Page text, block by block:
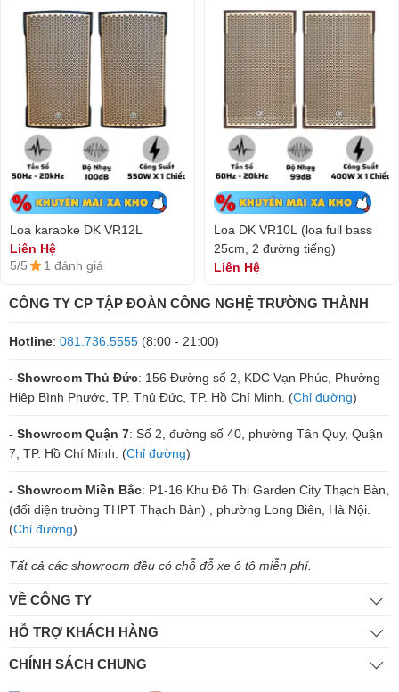
Loa karaoke DK VR12L
Liên Hệ
5/5
1 đánh giá
Loa DK VR10L (loa full bass
25cm, 2 đường tiếng)
Liên Hệ
CÔNG TY CP TẬP ĐOÀN CÔNG NGHỆ TRƯỜNG THÀNH
Hotline: 081.736.5555 (8:00 - 21:00)
- Showroom Thủ Đức: 156 Đường số 2, KDC Vạn Phúc, Phường
Hiệp Bình Phước, TP. Thủ Đức, TP. Hồ Chí Minh. (Chỉ đường)
- Showroom Quận 7: Số 2, đường số 40, phường Tân Quy, Quận
7, TP. Hồ Chí Minh. (Chỉ đường)
- Showroom Miền Bắc: P1-16 Khu Đô Thị Garden City Thạch Bàn,
(đối diện trường THPT Thạch Bàn) , phường Long Biên, Hà Nội.
(Chỉ đường)
Tất cả các showroom đều có chỗ đỗ xe ô tô miễn phí.
VỀ CÔNG TY
HỖ TRỢ KHÁCH HÀNG
CHÍNH SÁCH CHUNG